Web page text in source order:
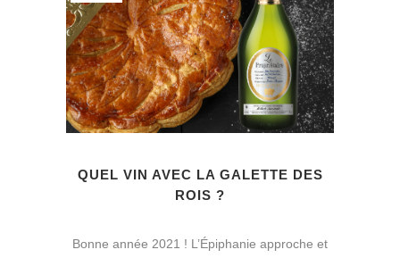
QUEL VIN AVEC LA GALETTE DES
ROIS ?
Bonne année 2021 ! L’Épiphanie approche et